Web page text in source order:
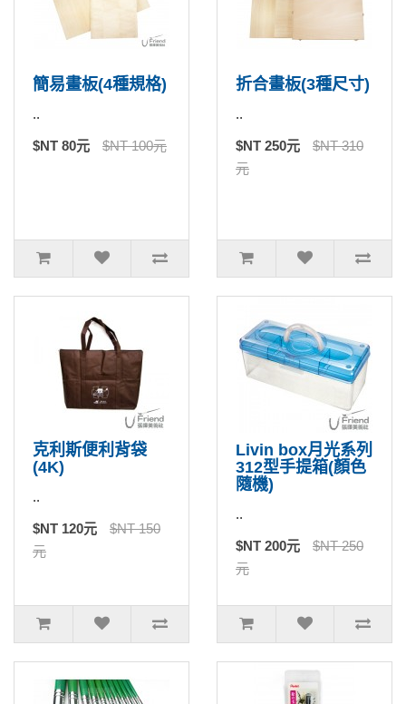
簡易畫板(4種規格)
..
$NT 80元 $NT 100元
折合畫板(3種尺寸)
..
$NT 250元
$NT 310
元
克利斯便利背袋
(4K)
..
$NT 120元
$NT 150
元
Livin box月光系列
312型手提箱(顏色
隨機)
..
$NT 200元
$NT 250
元